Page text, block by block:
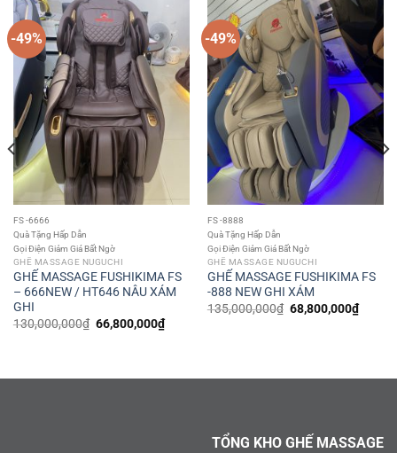
-49%
FS -6666
Quà Tặng Hấp Dẫn
Gọi Điện Giảm Giá Bất Ngờ
GHẾ MASSAGE NUGUCHI
GHẾ MASSAGE FUSHIKIMA FS
– 666NEW / HT646 NÂU XÁM
GHI
130,000,000₫ Giá
gốc
66,800,000₫Giá
hiện
-49%
FS -8888
Quà Tặng Hấp Dẫn
Gọi Điện Giảm Giá Bất Ngờ
GHẾ MASSAGE NUGUCHI
GHẾ MASSAGE FUSHIKIMA FS
-888 NEW GHI XÁM
135,000,000₫ Giá
gốc
68,800,000₫Giá
hiện
TỔNG KHO GHẾ MASSAGE